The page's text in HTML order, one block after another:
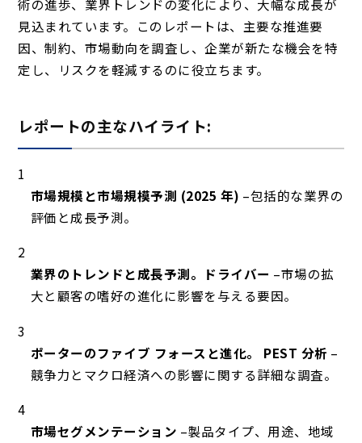
術の進歩、業界トレンドの変化により、大幅な成長が
見込まれています。このレポートは、主要な推進要
因、制約、市場動向を調査し、企業が新たな機会を特
定し、リスクを軽減するのに役立ちます。
レポートの主なハイライト:
市場規模と市場規模予測 (2025 年) –包括的な業界の
評価と成長予測。
業界のトレンドと成長予測。ドライバー –市場の拡
大と顧客の嗜好の進化に影響を与える要因。
ポーターのファイブ フォースと進化。 PEST 分析 –
競争力とマクロ経済への影響に関する詳細な調査。
市場セグメンテーション –製品タイプ、用途、地域